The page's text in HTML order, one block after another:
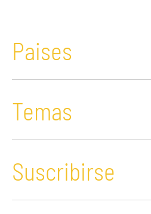
Paises
Temas
Suscribirse